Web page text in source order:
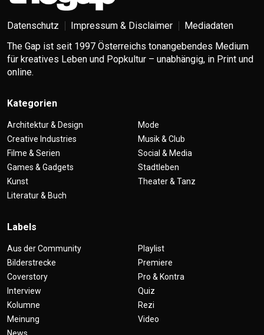
Datenschutz Impressum & Disclaimer
Mediadaten
The Gap ist seit 1997 Österreichs tonangebendes Medium
für kreatives Leben und Popkultur – unabhängig, in Print und
online.
Kategorien
Architektur & Design
Creative Industries
Filme & Serien
Games & Gadgets
Kunst
Literatur & Buch
Mode
Musik & Club
Social & Media
Stadtleben
Theater & Tanz
Labels
Aus der Community
Bilderstrecke
Coverstory
Interview
Kolumne
Meinung
Playlist
Premiere
Pro & Kontra
Quiz
Rezi
Video